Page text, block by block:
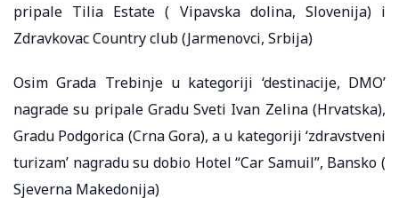
pripale Tilia Estate ( Vipavska dolina, Slovenija) i
Zdravkovac Country club (Jarmenovci, Srbija)
Osim Grada Trebinje u kategoriji ‘destinacije, DMO’
nagrade su pripale Gradu Sveti Ivan Zelina (Hrvatska),
Gradu Podgorica (Crna Gora), a u kategoriji ‘zdravstveni
turizam’ nagradu su dobio Hotel “Car Samuil”, Bansko (
Sjeverna Makedonija)